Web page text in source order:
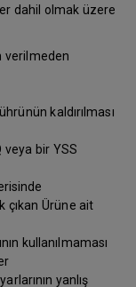
dahil olmak üzere
verilmeden
kaldırılması
veya bir YSS
çıkan Ürüne ait
kullanılmaması
yanlış